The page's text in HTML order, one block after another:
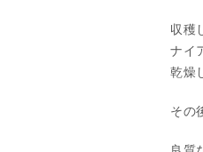
収穫
ナイ
乾燥
その